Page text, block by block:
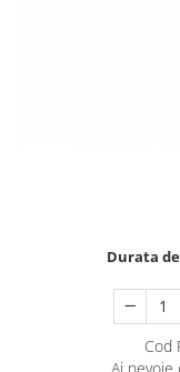
Microfoane & Casti
Scaune GamingDurata
Cod